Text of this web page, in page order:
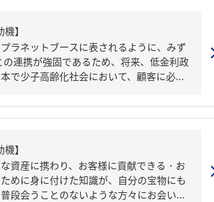
機】
ラネットブースに表されるように、みず
の連携が強固であるため、将来、低金利政
で少子高齢化社会において、顧客に必...
機】
な資産に携わり、お客様に貢献できる・お
めに身に付けた知識が、自分の宝物にも
段会うことのないような方々にお会い...